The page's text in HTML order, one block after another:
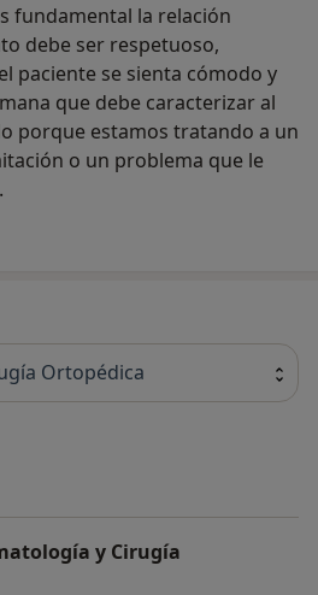
la relación
debe ser respetuoso,
paciente se sienta cómodo y
que debe caracterizar al
estamos tratando a un
Ortopédica
y Cirugía